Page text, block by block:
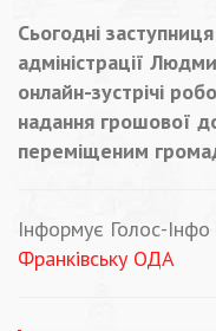
Сьогодні
адміністрації
онлайн-зустрічі
надання грошової
переміщеним
Інформує Голос-
Франківську ОДА